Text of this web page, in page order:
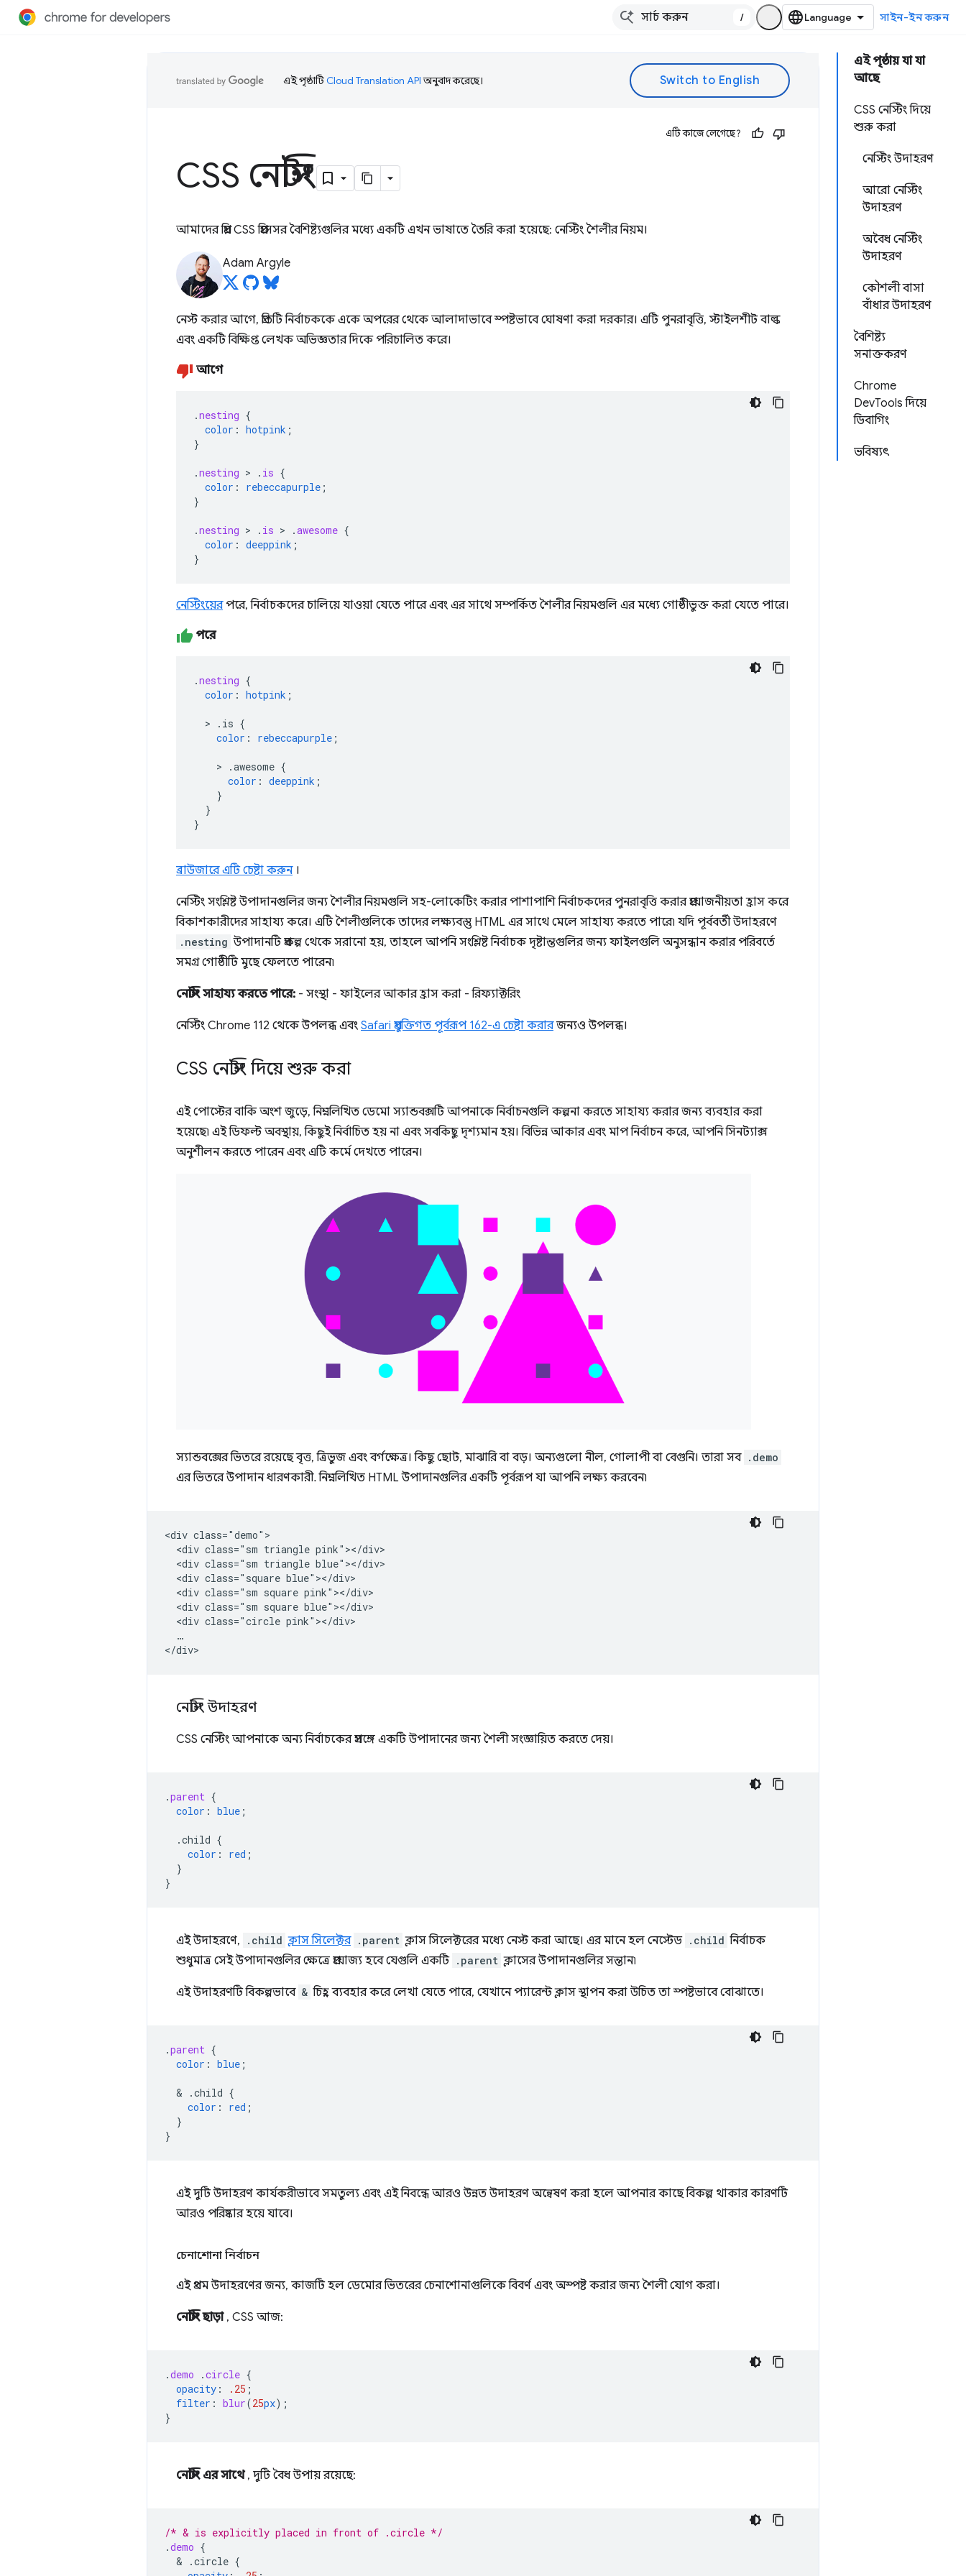
/ সাইন-ইন করুন
এই পৃষ্ঠায় যা যা
আছে
CSS নেস্টিং দিয়ে
শুরু করা
নেস্টিং উদাহরণ
আরো নেস্টিং
উদাহরণ
অবৈধ নেস্টিং
উদাহরণ
কৌশলী বাসা
বাঁধার উদাহরণ
বৈশিষ্ট্য
সনাক্তকরণ
Chrome
DevTools দিয়ে
ডিবাগিং
ভবিষ্যৎ
এই পৃষ্ঠাটিCloud Translation APIঅনুবাদ করেছে।
এটি কাজে লেগেছে?
CSS নেস্টিং
আমাদের প্রিয় CSS প্রিপ্রসেসর বৈশিষ্ট্যগুলির মধ্যে একটি এখন ভাষাতে তৈরি করা হয়েছে: নেস্টিং শৈলীর নিয়ম।
Adam Argyle
নেস্ট করার আগে, প্রতিটি নির্বাচককে একে অপরের থেকে আলাদাভাবে স্পষ্টভাবে ঘোষণা করা দরকার। এটি পুনরাবৃত্তি, স্টাইলশীট বাল্ক
এবং একটি বিক্ষিপ্ত লেখক অভিজ্ঞতার দিকে পরিচালিত করে।
আগে
.nesting {
color : hotpink ;
}
.nesting > . is {
color : rebeccapurple ;
}
.nesting > . is > .awesome {
color : deeppink ;
}
নেস্টিংয়েরপরে, নির্বাচকদের চালিয়ে যাওয়া যেতে পারে এবং এর সাথে সম্পর্কিত শৈলীর নিয়মগুলি এর মধ্যে গোষ্ঠীভুক্ত করা যেতে পারে।
পরে
.nesting {
color : hotpink ;
> .is {
color : rebeccapurple ;
> .awesome {
color : deeppink ;
}
}
}
ব্রাউজারে এটি চেষ্টা করুন।
নেস্টিং সংশ্লিষ্ট উপাদানগুলির জন্য শৈলীর নিয়মগুলি সহ-লোকেটিং করার পাশাপাশি নির্বাচকদের পুনরাবৃত্তি করার প্রয়োজনীয়তা হ্রাস করে
বিকাশকারীদের সাহায্য করে। এটি শৈলীগুলিকে তাদের লক্ষ্যবস্তু HTML এর সাথে মেলে সাহায্য করতে পারে৷ যদি পূর্ববর্তী উদাহরণে
.nesting উপাদানটি প্রকল্প থেকে সরানো হয়, তাহলে আপনি সংশ্লিষ্ট নির্বাচক দৃষ্টান্তগুলির জন্য ফাইলগুলি অনুসন্ধান করার পরিবর্তে
সমগ্র গোষ্ঠীটি মুছে ফেলতে পারেন৷
নেস্টিং সাহায্য করতে পারে: - সংস্থা - ফাইলের আকার হ্রাস করা - রিফ্যাক্টরিং
নেস্টিং Chrome 112 থেকে উপলব্ধ এবং Safari প্রযুক্তিগত পূর্বরূপ 162-এ চেষ্টা করারজন্যও উপলব্ধ।
CSS নেস্টিং দিয়ে শুরু করা
এই পোস্টের বাকি অংশ জুড়ে, নিম্নলিখিত ডেমো স্যান্ডবক্সটি আপনাকে নির্বাচনগুলি কল্পনা করতে সাহায্য করার জন্য ব্যবহার করা
হয়েছে৷ এই ডিফল্ট অবস্থায়, কিছুই নির্বাচিত হয় না এবং সবকিছু দৃশ্যমান হয়। বিভিন্ন আকার এবং মাপ নির্বাচন করে, আপনি সিনট্যাক্স
অনুশীলন করতে পারেন এবং এটি কর্মে দেখতে পারেন।
স্যান্ডবক্সের ভিতরে রয়েছে বৃত্ত, ত্রিভুজ এবং বর্গক্ষেত্র। কিছু ছোট, মাঝারি বা বড়। অন্যগুলো নীল, গোলাপী বা বেগুনি। তারা সব .demo
এর ভিতরে উপাদান ধারণকারী. নিম্নলিখিত HTML উপাদানগুলির একটি পূর্বরূপ যা আপনি লক্ষ্য করবেন৷
<div class="demo">
  <div class="sm triangle pink"></div>
  <div class="sm triangle blue"></div>
  <div class="square blue"></div>
  <div class="sm square pink"></div>
  <div class="sm square blue"></div>
  <div class="circle pink"></div>
  …
নেস্টিং উদাহরণ
CSS নেস্টিং আপনাকে অন্য নির্বাচকের প্রসঙ্গে একটি উপাদানের জন্য শৈলী সংজ্ঞায়িত করতে দেয়।
.parent {
color : blue ;
.child {
color : red ;
}
}
এই উদাহরণে, .child ক্লাস সিলেক্টর .parent ক্লাস সিলেক্টরের মধ্যে নেস্ট করা আছে। এর মানে হল নেস্টেড .child নির্বাচক
শুধুমাত্র সেই উপাদানগুলির ক্ষেত্রে প্রযোজ্য হবে যেগুলি একটি .parent ক্লাসের উপাদানগুলির সন্তান৷
এই উদাহরণটি বিকল্পভাবে & চিহ্ন ব্যবহার করে লেখা যেতে পারে, যেখানে প্যারেন্ট ক্লাস স্থাপন করা উচিত তা স্পষ্টভাবে বোঝাতে।
.parent {
color : blue ;
  &
.child {
color : red ;
}
}
এই দুটি উদাহরণ কার্যকরীভাবে সমতুল্য এবং এই নিবন্ধে আরও উন্নত উদাহরণ অন্বেষণ করা হলে আপনার কাছে বিকল্প থাকার কারণটি
আরও পরিষ্কার হয়ে যাবে।
চেনাশোনা নির্বাচন
এই প্রথম উদাহরণের জন্য, কাজটি হল ডেমোর ভিতরের চেনাশোনাগুলিকে বিবর্ণ এবং অস্পষ্ট করার জন্য শৈলী যোগ করা।
নেস্টিং ছাড়া, CSS আজ:
.demo .circle {
opacity : .25 ;
filter : blur(25px);
}
নেস্টিং এর সাথে, দুটি বৈধ উপায় রয়েছে:
/* & is explicitly placed in front of .circle */
.demo {
  &
.circle {